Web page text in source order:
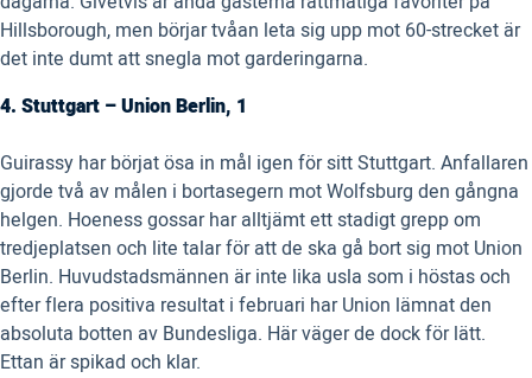
Hillsborough, men börjar tvåan leta sig upp mot 60-strecket är
det inte dumt att snegla mot garderingarna.
4. Stuttgart – Union Berlin, 1
Guirassy har börjat ösa in mål igen för sitt Stuttgart. Anfallaren
gjorde två av målen i bortasegern mot Wolfsburg den gångna
helgen. Hoeness gossar har alltjämt ett stadigt grepp om
tredjeplatsen och lite talar för att de ska gå bort sig mot Union
Berlin. Huvudstadsmännen är inte lika usla som i höstas och
efter flera positiva resultat i februari har Union lämnat den
absoluta botten av Bundesliga. Här väger de dock för lätt.
Ettan är spikad och klar.